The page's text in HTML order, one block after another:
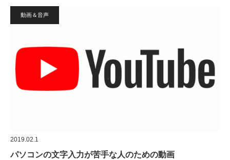
動画＆音声
2019.02.1
パソコンの文字入力が苦手な人のための動画